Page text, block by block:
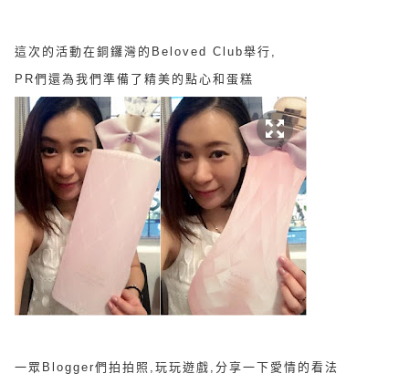
這次的活動在銅鑼灣的Beloved Club舉行,
PR們還為我們準備了精美的點心和蛋糕
一眾Blogger們拍拍照,玩玩遊戲,分享一下愛情的看法